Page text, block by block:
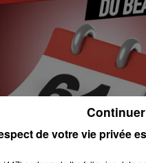
de votre vie privée